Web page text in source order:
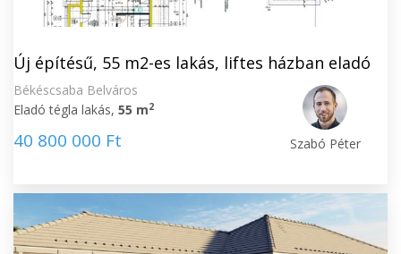
Új építésű, 55 m2-es lakás, liftes házban eladó
Békéscsaba Belváros
Eladó tégla lakás, 55 m2
40 800 000 Ft Szabó Péter